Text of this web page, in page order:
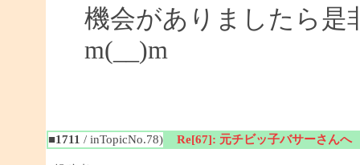
機会がありましたら
m(__)m
■1711 / inTopicNo.78) Re[67]: 元チビッ子バサーさんへ